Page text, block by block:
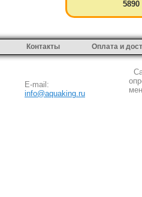
5890
Контакты Оплата и
E-mail:
info@aquaking.ru